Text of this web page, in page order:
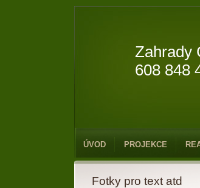
Zahrady
608 848
ÚVOD PROJEKCE
Fotky pro text atd